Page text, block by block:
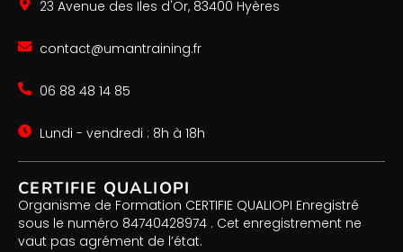
23 Avenue des Iles d'Or, 83400 Hyères
contact@umantraining.fr
06 88 48 14 85
Lundi - vendredi : 8h à 18h
CERTIFIE QUALIOPI
Organisme de Formation CERTIFIE QUALIOPI Enregistré
sous le numéro 84740428974 . Cet enregistrement ne
vaut pas agrément de l’état.